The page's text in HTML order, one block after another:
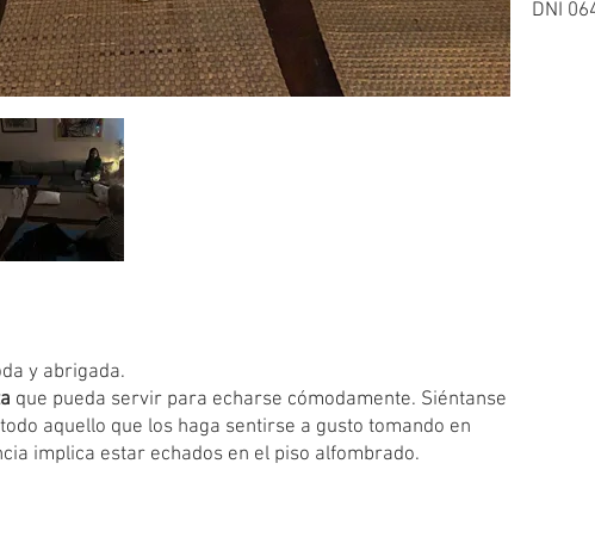
DNI
y abrigada.
que pueda servir para echarse cómodamente. Siéntanse
aquello que los haga sentirse a gusto tomando en
implica estar echados en el piso alfombrado.